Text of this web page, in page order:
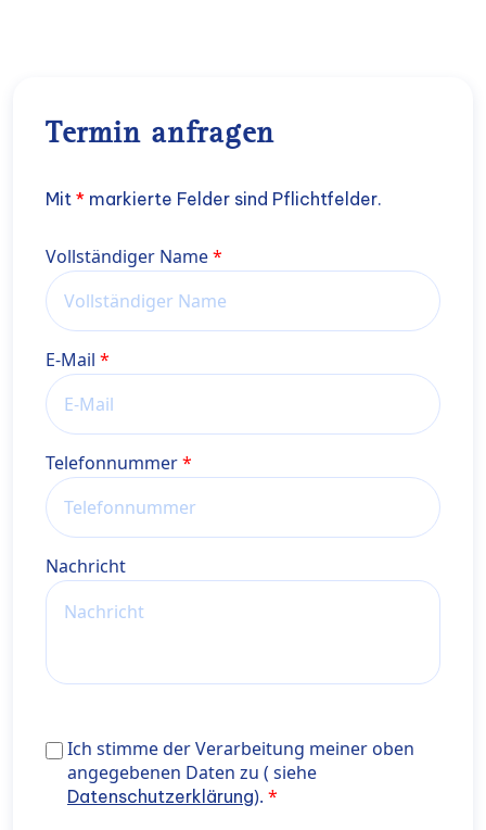
Termin anfragen
Mit * markierte Felder sind Pflichtfelder.
Name
Vollständiger Name
E-Mail
Telefonnummer
Nachricht
Ich stimme der Verarbeitung meiner oben
Daten zu ( siehe <a href="https://wiener-
privatklinik.com/datenschutzerklaerung/"
Ich stimme der Verarbeitung meiner oben
angegebenen Daten zu ( siehe
Datenschutzerklärung).